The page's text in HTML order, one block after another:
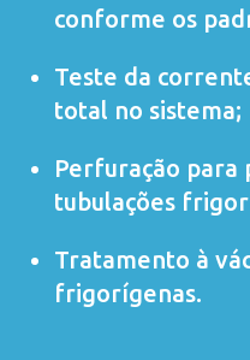
conforme os
Teste da
total no sistema;
Perfuração para
tubulações
Tratamento à
frigorígenas.